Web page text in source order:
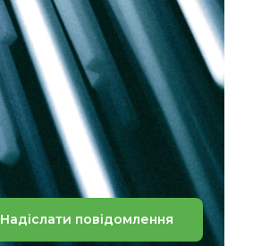
Надіслати повідомлення